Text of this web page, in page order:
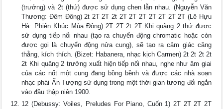
(trưởng) và 2t (thứ) được sử dụng chen lẫn nhau. (Nguyễn Văn
Thương: Đêm Đông) 2t 2T 2T 2t 2T 2T 2T 2T 2T 2T 2T (Lê Hựu
Hà: Phiên Khúc Mùa Đông) 2T 2T 2t 2T Khi quãng 2 thứ được
sử dụng tiếp nối nhau (tạo ra chuyển động chromatic hoặc còn
được gọi là chuyển động nửa cung), sẽ tạo ra cảm giác căng
thằng, kích thích. (Bizet: Habanera, nhạc kịch Carmen) 2t 2t 2t 2t
2t Khi quãng 2 trưởng xuất hiện tiếp nối nhau, nghe như âm giai
của các nốt một cung đang bồng bềnh và được các nhà soạn
nhạc phái Ấn Tượng sử dụng trong một thời gian tương đối ngắn
vào đầu thập niên 1900.
12 (Debussy: Voiles, Preludes For Piano, Cuốn 1) 2T 2T 2T 2T